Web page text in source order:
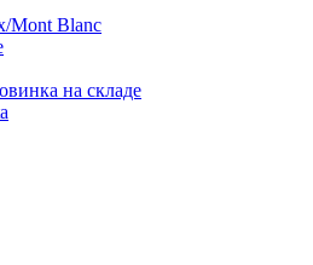
Mont Blanc
на складе